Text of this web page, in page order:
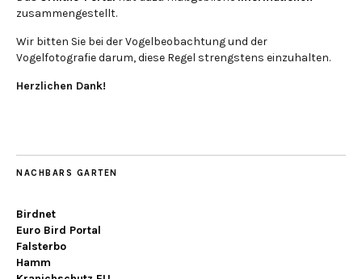
zusammengestellt.
Wir bitten Sie bei der Vogelbeobachtung und der
Vogelfotografie darum, diese Regel strengstens einzuhalten.
Herzlichen Dank!
NACHBARS GARTEN
Birdnet
Euro Bird Portal
Falsterbo
Hamm